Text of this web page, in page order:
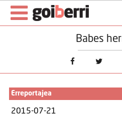
Babes
Erreportajea
2015-07-21